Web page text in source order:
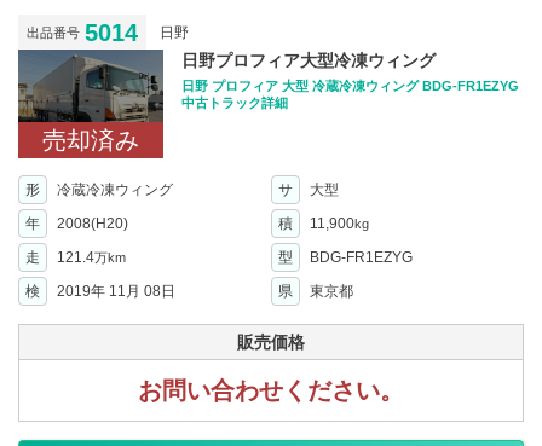
出品番号 5014 日野
売却済み
日野プロフィア大型冷凍ウィング
日野 プロフィア 大型 冷蔵冷凍ウィング BDG-FR1EZYG
中古トラック詳細
形 冷蔵冷凍ウィング サ
大型
年
2008(H20) 積 11,900kg
走 121.4万km 型
BDG-FR1EZYG
検
2019年 11月 08日 県 東京都
販売価格
お問い合わせください。